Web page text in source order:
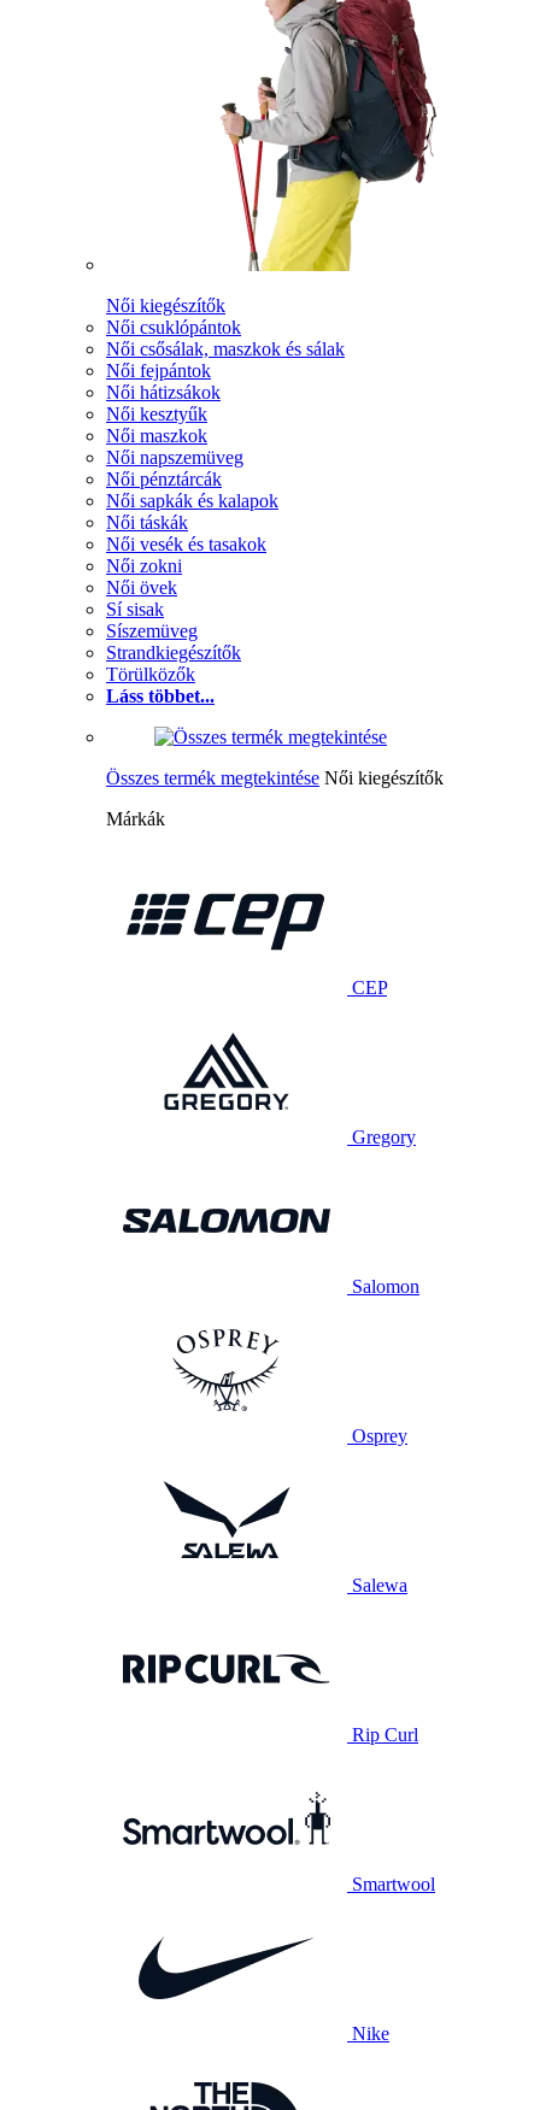
Női kiegészítők
Női csuklópántok
Női csősálak, maszkok és sálak
Női fejpántok
Női hátizsákok
Női kesztyűk
Női maszkok
Női napszemüveg
Női pénztárcák
Női sapkák és kalapok
Női táskák
Női vesék és tasakok
Női zokni
Női övek
Sí sisak
Síszemüveg
Strandkiegészítők
Törülközők
Láss többet...
Összes termék megtekintése Női kiegészítők
Márkák
CEP
Gregory
Salomon
Osprey
Salewa
Rip Curl
Smartwool
Nike